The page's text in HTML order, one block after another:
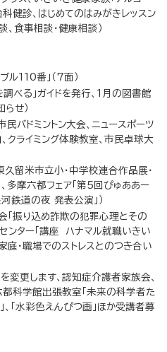
健診、はじめてのはみがきレッスン
、食事相談・健康相談）
ル110番」（7面）
調べる」ガイドを発行、1月の図書館
せ）
民バドミントン大会、ニュースポーツ
クライミング体験教室、市民卓球大
久留米市立小・中学校連合作品展・
多摩六都フェア「第5回ぴゅああー
鉄道の夜 発表公演」）
「振り込め詐欺の犯罪心理とその
ンター「講座 ハナマル就職いきい
・職場でのストレスとのつき合い
変更します、認知症介護者家族会、
科学館出張教室「未来の科学者た
「水彩色えんぴつ画」ほか受講者募